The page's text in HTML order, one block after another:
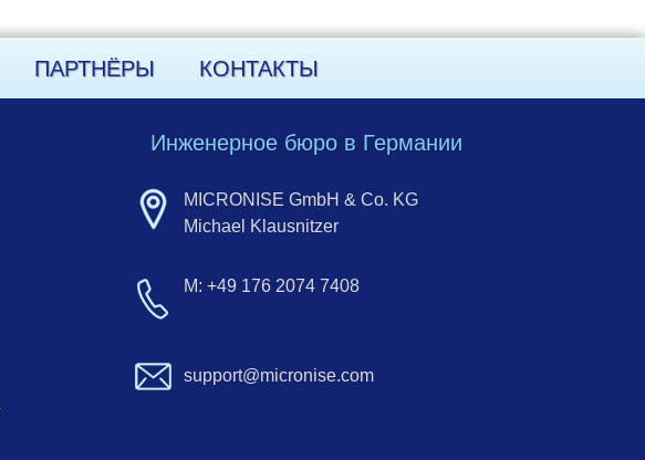
ПАРТНЁРЫ КОНТАКТЫ
Инженерное бюро в Германии
MICRONISE GmbH & Co. KG
Michael Klausnitzer
M: +49 176 2074 7408
support@micronise.com